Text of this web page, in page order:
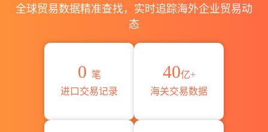
全球贸易数据精准查找，实时追踪海外企业贸易动
态
0 笔
进口交易记录
40亿+
海关交易数据